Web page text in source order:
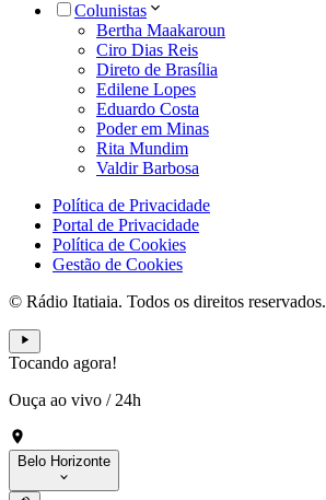
Colunistas
Bertha Maakaroun
Ciro Dias Reis
Direto de Brasília
Edilene Lopes
Eduardo Costa
Poder em Minas
Rita Mundim
Valdir Barbosa
Política de Privacidade
Portal de Privacidade
Política de Cookies
Gestão de Cookies
© Rádio Itatiaia. Todos os direitos reservados.
Tocando agora!
Ouça ao vivo / 24h
Belo Horizonte